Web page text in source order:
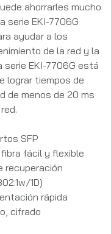
ahorrarles mucho
serie EKI-7706G
ayudar a los
de la red y la
serie EKI-7706G está
lograr tiempos de
de menos de 20 ms
SFP
fácil y flexible
recuperación
1D)
rápida
cifrado